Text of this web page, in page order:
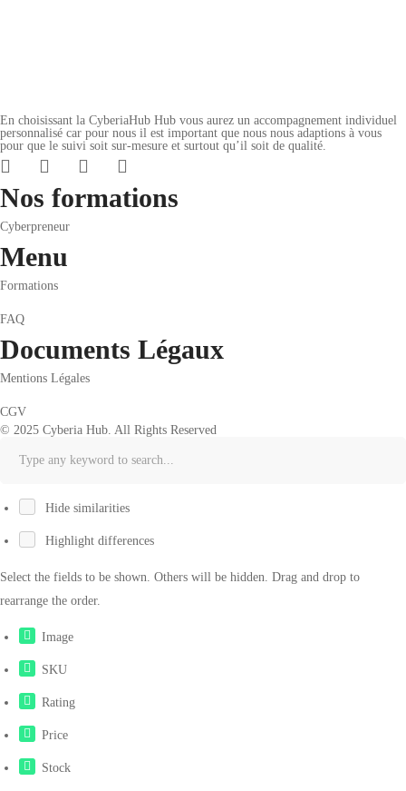
En choisissant la CyberiaHub Hub vous aurez un accompagnement individuel
personnalisé car pour nous il est important que nous nous adaptions à vous
pour que le suivi soit sur-mesure et surtout qu’il soit de qualité.
Nos formations
Cyberpreneur
Menu
Formations
FAQ
Documents Légaux
Mentions Légales
CGV
© 2025 Cyberia Hub. All Rights Reserved
Hide similarities
Highlight differences
Select the fields to be shown. Others will be hidden. Drag and drop to
rearrange the order.
Image
SKU
Rating
Price
Stock